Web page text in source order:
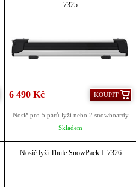
7325
6 490 Kč KOUPIT
Nosič pro 5 párů lyží nebo 2 snowboardy
Skladem
Nosič lyží Thule SnowPack L 7326